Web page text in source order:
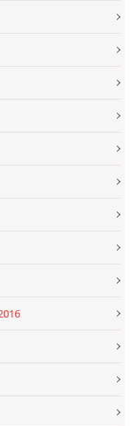
Aktualizováno: 1. 8. 2026